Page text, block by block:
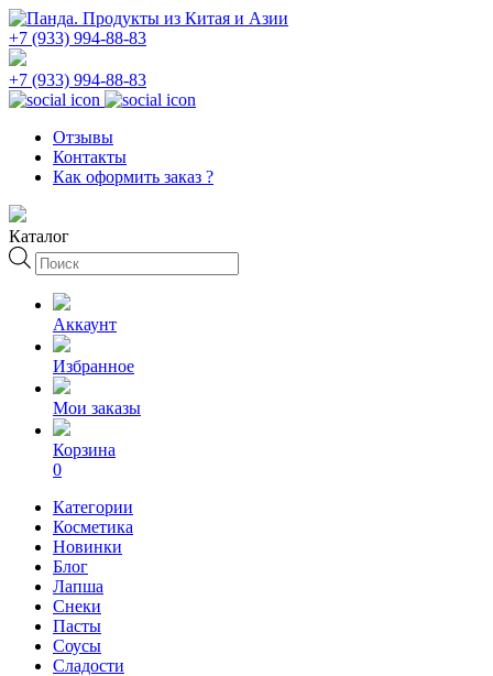
+7 (933) 994-88-83
+7 (933) 994-88-83
Отзывы
Контакты
Как оформить заказ ?
Каталог
Поиск
товаров
Аккаунт
Избранное
Мои заказы
Корзина
0
Категории
Косметика
Новинки
Блог
Лапша
Снеки
Пасты
Соусы
Сладости